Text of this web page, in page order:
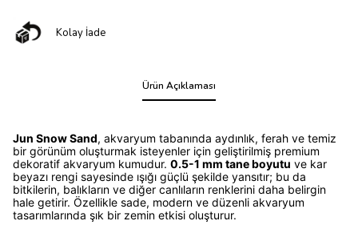
Kolay İade
Ürün Açıklaması
Jun Snow Sand, akvaryum tabanında aydınlık, ferah ve temiz
bir görünüm oluşturmak isteyenler için geliştirilmiş premium
dekoratif akvaryum kumudur. 0.5-1 mm tane boyutu ve kar
beyazı rengi sayesinde ışığı güçlü şekilde yansıtır; bu da
bitkilerin, balıkların ve diğer canlıların renklerini daha belirgin
hale getirir. Özellikle sade, modern ve düzenli akvaryum
tasarımlarında şık bir zemin etkisi oluşturur.